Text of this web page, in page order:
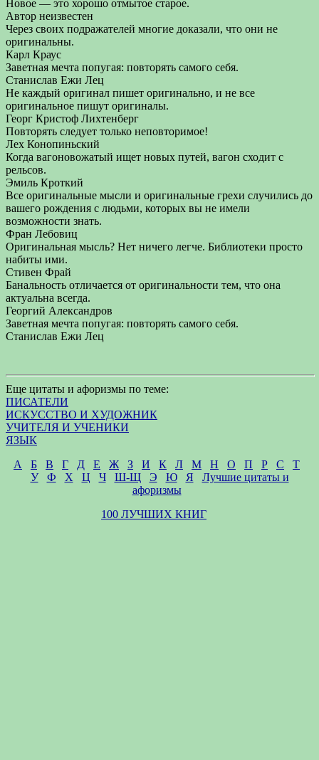
Новое — это хорошо отмытое старое.
Автор неизвестен
Через своих подражателей многие доказали, что они не
оригинальны.
Карл Краус
Заветная мечта попугая: повторять самого себя.
Станислав Ежи Лец
Не каждый оригинал пишет оригинально, и не все
оригинальное пишут оригиналы.
Георг Кристоф Лихтенберг
Повторять следует только неповторимое!
Лех Конопиньский
Когда вагоновожатый ищет новых путей, вагон сходит с
рельсов.
Эмиль Кроткий
Все оригинальные мысли и оригинальные грехи случились до
вашего рождения с людьми, которых вы не имели
возможности знать.
Фран Лебовиц
Оригинальная мысль? Нет ничего легче. Библиотеки просто
набиты ими.
Стивен Фрай
Банальность отличается от оригинальности тем, что она
актуальна всегда.
Георгий Александров
Заветная мечта попугая: повторять самого себя.
Станислав Ежи Лец
Еще цитаты и афоризмы по теме:
ПИСАТЕЛИ
ИСКУССТВО И ХУДОЖНИК
УЧИТЕЛЯ И УЧЕНИКИ
ЯЗЫК
А
Б В Г Д Е Ж З И К Л М Н О П Р С
Т
У
Ф Х Ц Ч Ш-Щ Э Ю Я
Лучшие цитаты и
афоризмы
100 ЛУЧШИХ КНИГ